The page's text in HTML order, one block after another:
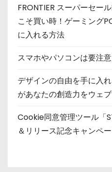
FRONTIER スーパーセー
こそ買い時！ゲーミング
に入れる方法
スマホやパソコンは要注
デザインの自由を手に入
があなたの創造力をウェ
Cookie同意管理ツール「
＆リリース記念キャンペ